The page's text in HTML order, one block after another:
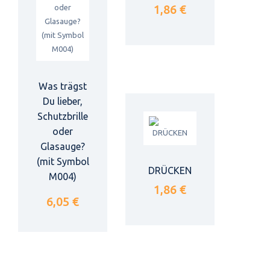
Was trägst
Du lieber,
Schutzbrille
oder
Glasauge?
(mit Symbol
M004)
6,05 €
1,86 €
DRÜCKEN
1,86 €